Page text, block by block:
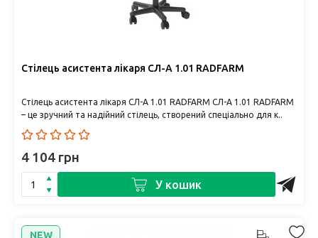
Стілець асистента лікаря СЛ-А 1.01 RADFARM
Стілець асистента лікаря СЛ-А 1.01 RADFARM СЛ-А 1.01 RADFARM
– це зручний та надійний стілець, створений спеціально для к..
4 104 грн
У кошик
NEW